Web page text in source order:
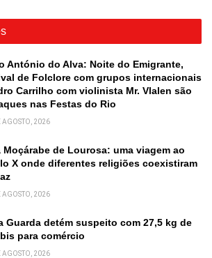
António do Alva: Noite do Emigrante,
de Folclore com grupos internacionais
Carrilho com violinista Mr. Vlalen são
nas Festas do Rio
AGOSTO, 2026
Moçárabe de Lourosa: uma viagem ao
X onde diferentes religiões coexistiram
AGOSTO, 2026
Guarda detém suspeito com 27,5 kg de
para comércio
AGOSTO, 2026